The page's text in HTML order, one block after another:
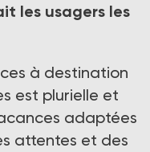
les usagers les
à destination
est plurielle et
adaptées
attentes et des